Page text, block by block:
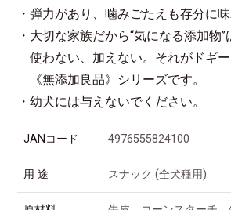
・弾力があり、噛みごたえも存分に味
・大切な家族だから“気になる添加物”
使わない、加えない。それがドギ
《無添加良品》シリーズです。
・幼犬には与えないでください。
JANコード 4976555824100
用 途 スナック (全犬種用)